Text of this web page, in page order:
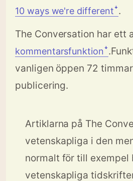
10 ways we're differentꜜ.
The Conversation har ett
kommentarsfunktionꜜ
vanligen öppen 72
publicering.
Artiklarna på The
vetenskapliga i den
normalt för till exempel
vetenskapliga